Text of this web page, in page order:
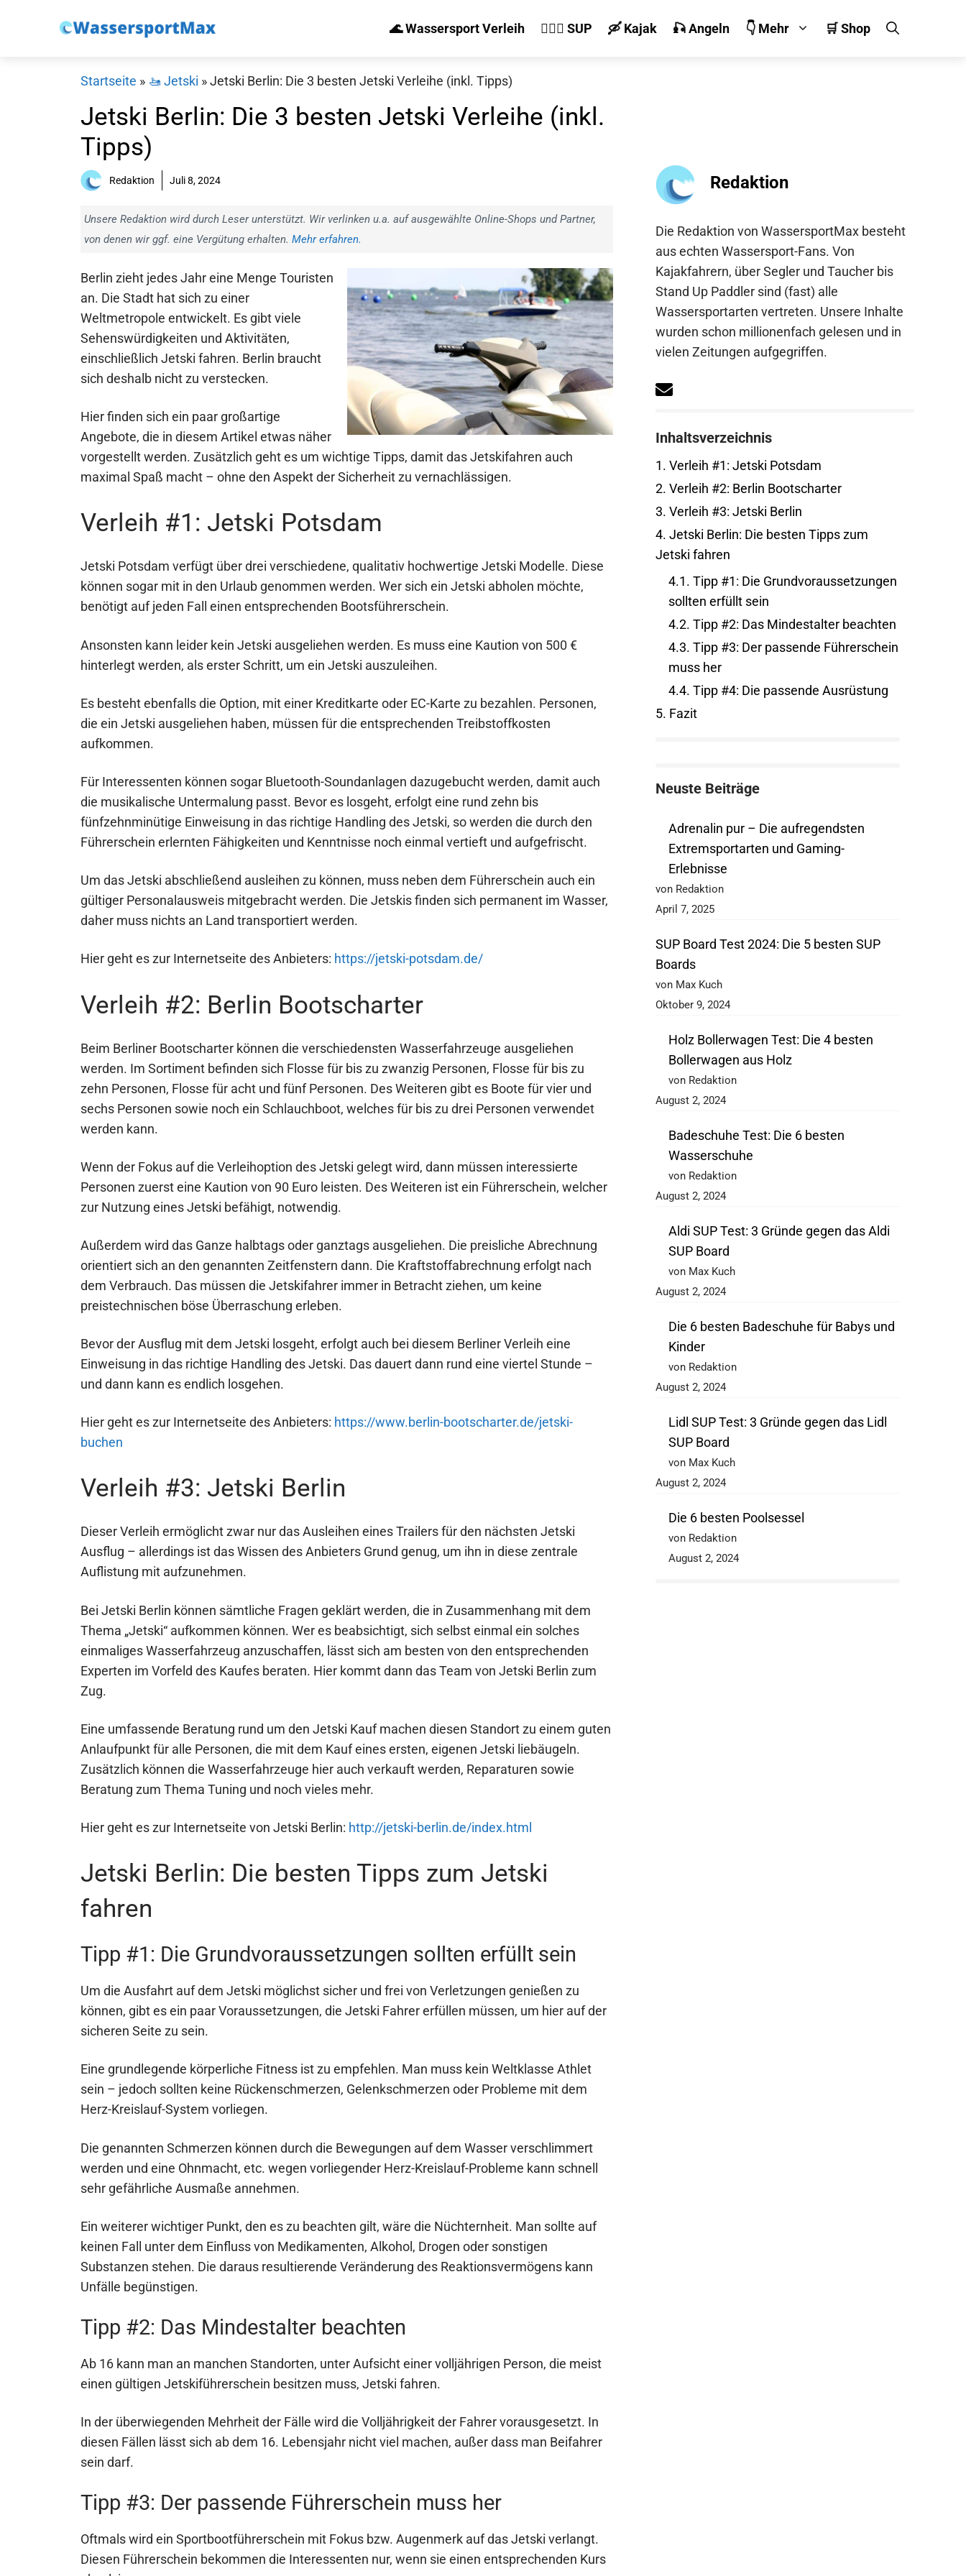
🌊 Wassersport Verleih 🏄‍♀️🛶 SUP 🛶 Kajak 🎣 Angeln 👇 Mehr 🛒 Shop
Startseite » 🚤 Jetski »Jetski Berlin: Die 3 besten Jetski Verleihe (inkl. Tipps)
Jetski Berlin: Die 3 besten Jetski Verleihe (inkl.
Tipps)
Redaktion Juli 8, 2024
Unsere Redaktion wird durch Leser unterstützt. Wir verlinken u.a. auf ausgewählte Online-Shops und Partner,
von denen wir ggf. eine Vergütung erhalten. Mehr erfahren.
Berlin zieht jedes Jahr eine Menge Touristen
an. Die Stadt hat sich zu einer
Weltmetropole entwickelt. Es gibt viele
Sehenswürdigkeiten und Aktivitäten,
einschließlich Jetski fahren. Berlin braucht
sich deshalb nicht zu verstecken.
Hier finden sich ein paar großartige
Angebote, die in diesem Artikel etwas näher
vorgestellt werden. Zusätzlich geht es um wichtige Tipps, damit das Jetskifahren auch
maximal Spaß macht – ohne den Aspekt der Sicherheit zu vernachlässigen.
Verleih #1: Jetski Potsdam
Jetski Potsdam verfügt über drei verschiedene, qualitativ hochwertige Jetski Modelle. Diese
können sogar mit in den Urlaub genommen werden. Wer sich ein Jetski abholen möchte,
benötigt auf jeden Fall einen entsprechenden Bootsführerschein.
Ansonsten kann leider kein Jetski ausgeliehen werden. Es muss eine Kaution von 500 €
hinterlegt werden, als erster Schritt, um ein Jetski auszuleihen.
Es besteht ebenfalls die Option, mit einer Kreditkarte oder EC-Karte zu bezahlen. Personen,
die ein Jetski ausgeliehen haben, müssen für die entsprechenden Treibstoffkosten
aufkommen.
Für Interessenten können sogar Bluetooth-Soundanlagen dazugebucht werden, damit auch
die musikalische Untermalung passt. Bevor es losgeht, erfolgt eine rund zehn bis
fünfzehnminütige Einweisung in das richtige Handling des Jetski, so werden die durch den
Führerschein erlernten Fähigkeiten und Kenntnisse noch einmal vertieft und aufgefrischt.
Um das Jetski abschließend ausleihen zu können, muss neben dem Führerschein auch ein
gültiger Personalausweis mitgebracht werden. Die Jetskis finden sich permanent im Wasser,
daher muss nichts an Land transportiert werden.
Hier geht es zur Internetseite des Anbieters: https://jetski-potsdam.de/
Verleih #2: Berlin Bootscharter
Beim Berliner Bootscharter können die verschiedensten Wasserfahrzeuge ausgeliehen
werden. Im Sortiment befinden sich Flosse für bis zu zwanzig Personen, Flosse für bis zu
zehn Personen, Flosse für acht und fünf Personen. Des Weiteren gibt es Boote für vier und
sechs Personen sowie noch ein Schlauchboot, welches für bis zu drei Personen verwendet
werden kann.
Wenn der Fokus auf die Verleihoption des Jetski gelegt wird, dann müssen interessierte
Personen zuerst eine Kaution von 90 Euro leisten. Des Weiteren ist ein Führerschein, welcher
zur Nutzung eines Jetski befähigt, notwendig.
Außerdem wird das Ganze halbtags oder ganztags ausgeliehen. Die preisliche Abrechnung
orientiert sich an den genannten Zeitfenstern dann. Die Kraftstoffabrechnung erfolgt nach
dem Verbrauch. Das müssen die Jetskifahrer immer in Betracht ziehen, um keine
preistechnischen böse Überraschung erleben.
Bevor der Ausflug mit dem Jetski losgeht, erfolgt auch bei diesem Berliner Verleih eine
Einweisung in das richtige Handling des Jetski. Das dauert dann rund eine viertel Stunde –
und dann kann es endlich losgehen.
Hier geht es zur Internetseite des Anbieters: https://www.berlin-bootscharter.de/jetski-
buchen
Verleih #3: Jetski Berlin
Dieser Verleih ermöglicht zwar nur das Ausleihen eines Trailers für den nächsten Jetski
Ausflug – allerdings ist das Wissen des Anbieters Grund genug, um ihn in diese zentrale
Auflistung mit aufzunehmen.
Bei Jetski Berlin können sämtliche Fragen geklärt werden, die in Zusammenhang mit dem
Thema „Jetski“ aufkommen können. Wer es beabsichtigt, sich selbst einmal ein solches
einmaliges Wasserfahrzeug anzuschaffen, lässt sich am besten von den entsprechenden
Experten im Vorfeld des Kaufes beraten. Hier kommt dann das Team von Jetski Berlin zum
Zug.
Eine umfassende Beratung rund um den Jetski Kauf machen diesen Standort zu einem guten
Anlaufpunkt für alle Personen, die mit dem Kauf eines ersten, eigenen Jetski liebäugeln.
Zusätzlich können die Wasserfahrzeuge hier auch verkauft werden, Reparaturen sowie
Beratung zum Thema Tuning und noch vieles mehr.
Hier geht es zur Internetseite von Jetski Berlin: http://jetski-berlin.de/index.html
Jetski Berlin: Die besten Tipps zum Jetski
fahren
Tipp #1: Die Grundvoraussetzungen sollten erfüllt sein
Um die Ausfahrt auf dem Jetski möglichst sicher und frei von Verletzungen genießen zu
können, gibt es ein paar Voraussetzungen, die Jetski Fahrer erfüllen müssen, um hier auf der
sicheren Seite zu sein.
Eine grundlegende körperliche Fitness ist zu empfehlen. Man muss kein Weltklasse Athlet
sein – jedoch sollten keine Rückenschmerzen, Gelenkschmerzen oder Probleme mit dem
Herz-Kreislauf-System vorliegen.
Die genannten Schmerzen können durch die Bewegungen auf dem Wasser verschlimmert
werden und eine Ohnmacht, etc. wegen vorliegender Herz-Kreislauf-Probleme kann schnell
sehr gefährliche Ausmaße annehmen.
Ein weiterer wichtiger Punkt, den es zu beachten gilt, wäre die Nüchternheit. Man sollte auf
keinen Fall unter dem Einfluss von Medikamenten, Alkohol, Drogen oder sonstigen
Substanzen stehen. Die daraus resultierende Veränderung des Reaktionsvermögens kann
Unfälle begünstigen.
Tipp #2: Das Mindestalter beachten
Ab 16 kann man an manchen Standorten, unter Aufsicht einer volljährigen Person, die meist
einen gültigen Jetskiführerschein besitzen muss, Jetski fahren.
In der überwiegenden Mehrheit der Fälle wird die Volljährigkeit der Fahrer vorausgesetzt. In
diesen Fällen lässt sich ab dem 16. Lebensjahr nicht viel machen, außer dass man Beifahrer
sein darf.
Tipp #3: Der passende Führerschein muss her
Oftmals wird ein Sportbootführerschein mit Fokus bzw. Augenmerk auf das Jetski verlangt.
Diesen Führerschein bekommen die Interessenten nur, wenn sie einen entsprechenden Kurs
Redaktion
Die Redaktion von WassersportMax besteht
aus echten Wassersport-Fans. Von
Kajakfahrern, über Segler und Taucher bis
Stand Up Paddler sind (fast) alle
Wassersportarten vertreten. Unsere Inhalte
wurden schon millionenfach gelesen und in
vielen Zeitungen aufgegriffen.
Inhaltsverzeichnis
1. Verleih #1: Jetski Potsdam
2. Verleih #2: Berlin Bootscharter
3. Verleih #3: Jetski Berlin
4. Jetski Berlin: Die besten Tipps zum
Jetski fahren
4.1. Tipp #1: Die Grundvoraussetzungen
sollten erfüllt sein
4.2. Tipp #2: Das Mindestalter beachten
4.3. Tipp #3: Der passende Führerschein
muss her
4.4. Tipp #4: Die passende Ausrüstung
5. Fazit
Neuste Beiträge
Adrenalin pur – Die aufregendsten
Extremsportarten und Gaming-
Erlebnisse
von Redaktion
April 7, 2025
SUP Board Test 2024: Die 5 besten SUP
Boards
von Max Kuch
Oktober 9, 2024
Holz Bollerwagen Test: Die 4 besten
Bollerwagen aus Holz
von Redaktion
August 2, 2024
Badeschuhe Test: Die 6 besten
Wasserschuhe
von Redaktion
August 2, 2024
Aldi SUP Test: 3 Gründe gegen das Aldi
SUP Board
von Max Kuch
August 2, 2024
Die 6 besten Badeschuhe für Babys und
Kinder
von Redaktion
August 2, 2024
Lidl SUP Test: 3 Gründe gegen das Lidl
SUP Board
von Max Kuch
August 2, 2024
Die 6 besten Poolsessel
von Redaktion
August 2, 2024